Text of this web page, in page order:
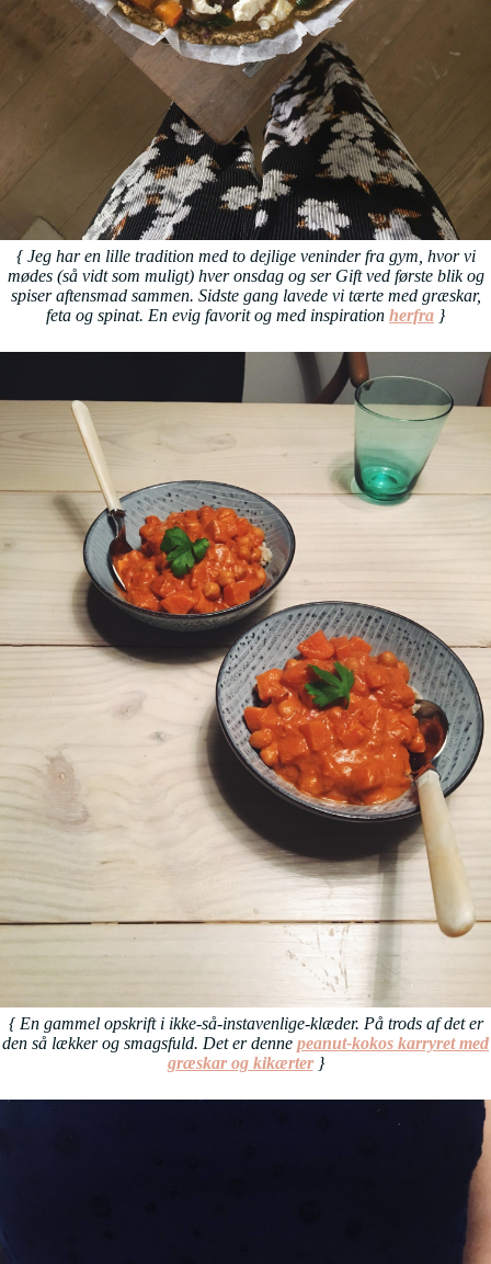
{ Jeg har en lille tradition med to dejlige veninder fra gym, hvor vi
mødes (så vidt som muligt) hver onsdag og ser Gift ved første blik og
spiser aftensmad sammen. Sidste gang lavede vi tærte med græskar,
feta og spinat. En evig favorit og med inspiration herfra }
{ En gammel opskrift i ikke-så-instavenlige-klæder. På trods af det er
den så lækker og smagsfuld. Det er denne peanut-kokos karryret med
græskar og kikærter }